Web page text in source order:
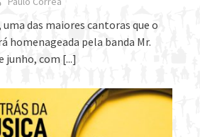
uma das maiores cantoras que o
homenageada pela banda Mr.
junho, com[...]